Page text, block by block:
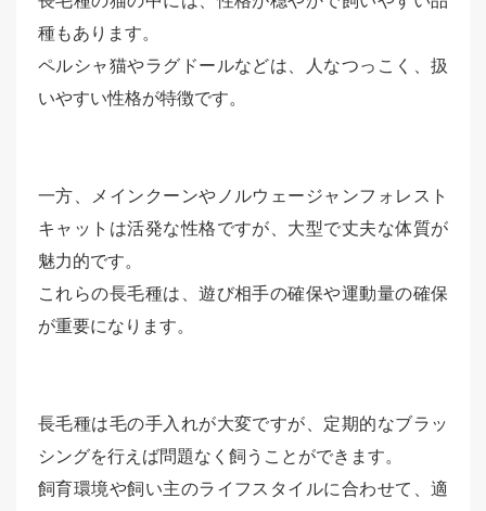
種もあります。
ペルシャ猫やラグドールなどは、人なつっこく、扱
いやすい性格が特徴です。
一方、メインクーンやノルウェージャンフォレスト
キャットは活発な性格ですが、大型で丈夫な体質が
魅力的です。
これらの長毛種は、遊び相手の確保や運動量の確保
が重要になります。
長毛種は毛の手入れが大変ですが、定期的なブラッ
シングを行えば問題なく飼うことができます。
飼育環境や飼い主のライフスタイルに合わせて、適